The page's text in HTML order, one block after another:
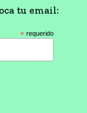
tu email:
* requerido